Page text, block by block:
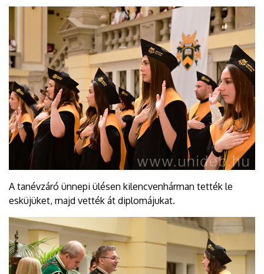
A tanévzáró ünnepi ülésen kilencvenhárman tették le
esküjüket, majd vették át diplomájukat.